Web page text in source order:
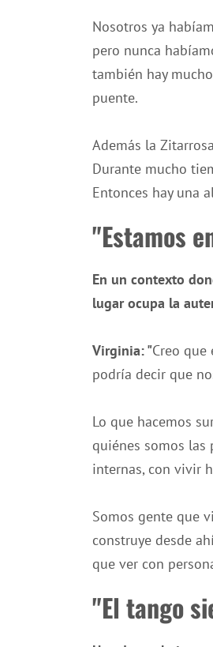
Nosotros ya
pero nunca
también hay
puente.
Además la
Durante mucho
Entonces hay una
"Estamos
En un contexto
lugar ocupa la
Virginia: "Creo
podría decir que
Lo que hacemos
quiénes somos las
internas, con vivir
Somos gente que
construye desde
que ver con
"El tango